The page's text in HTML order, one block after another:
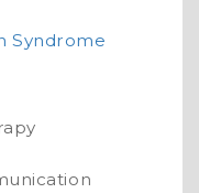
Syndrome